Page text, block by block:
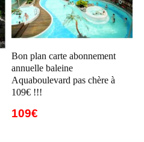
Bon plan carte abonnement
annuelle baleine
Aquaboulevard pas chère à
109€ !!!
109€